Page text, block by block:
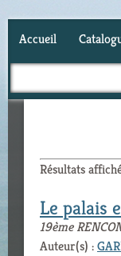
Accueil
Résultats
Le palais
19ème
Auteur(s) :